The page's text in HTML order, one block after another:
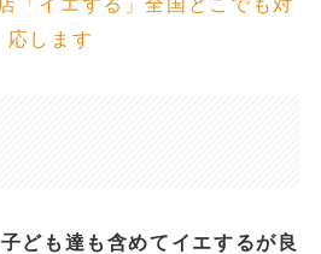
子ども達も含めてイエするが良